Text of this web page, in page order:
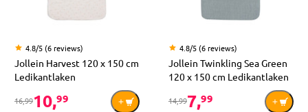
4.8/5 (6 reviews)
Jollein Harvest 120 x 150 cm
Ledikantlaken
16,9910,99
4.8/5 (6 reviews)
Jollein Twinkling Sea Green
120 x 150 cm Ledikantlaken
14,997,99